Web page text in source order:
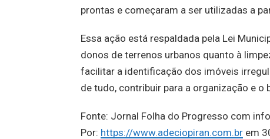
prontas e começaram a ser utilizadas a
Essa ação está respaldada pela Lei
donos de terrenos urbanos quanto à
facilitar a identificação dos imóveis
de tudo, contribuir para a organização e o
Fonte: Jornal Folha do Progresso com
Por: https://www.adeciopiran.com.br em